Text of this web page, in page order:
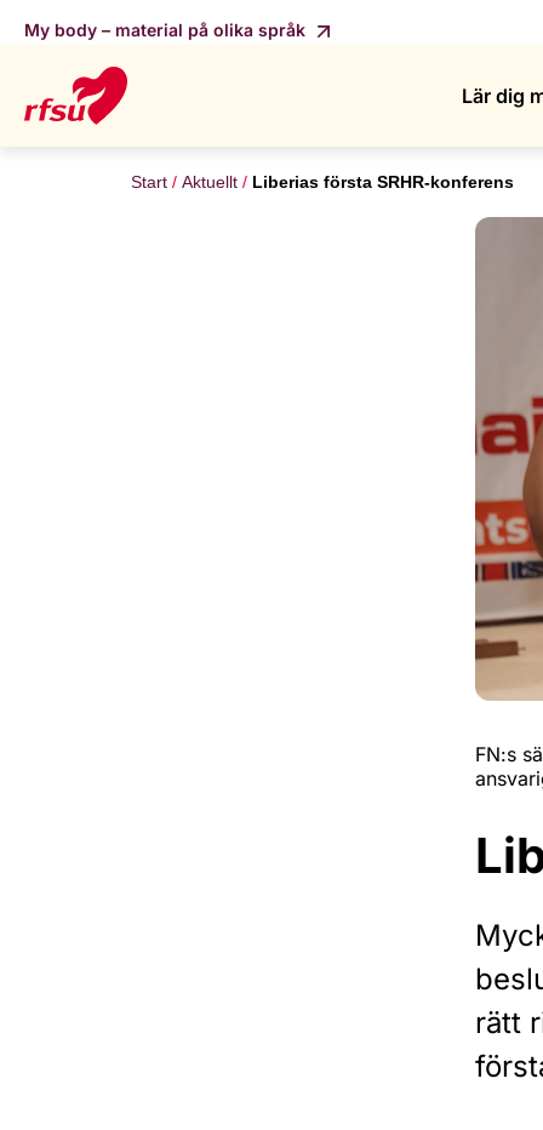
My body – material på olika språk
Lär dig
Start Aktuellt Liberias första SRHR-konferens
FN:s
rätt